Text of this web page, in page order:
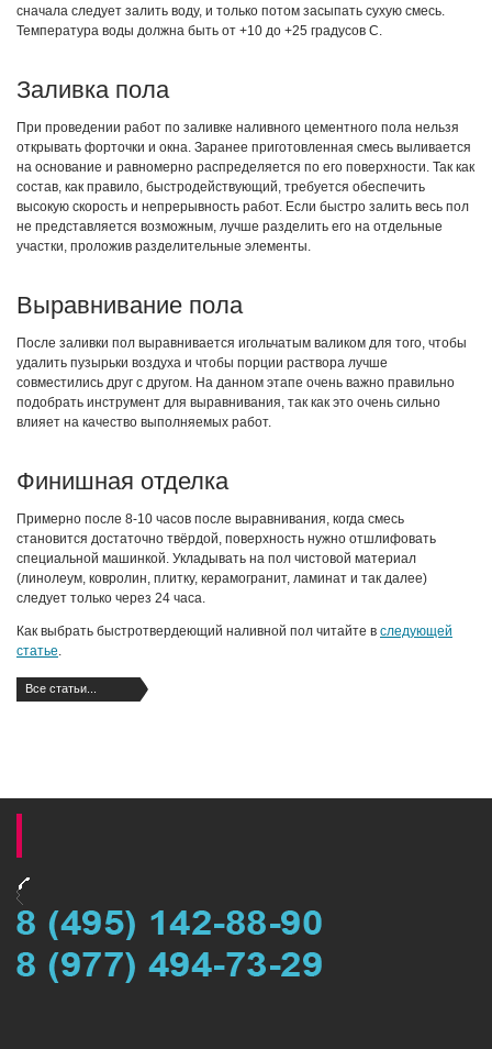
сначала следует залить воду, и только потом засыпать сухую смесь.
Температура воды должна быть от +10 до +25 градусов С.
Заливка пола
При проведении работ по заливке наливного цементного пола нельзя
открывать форточки и окна. Заранее приготовленная смесь выливается
на основание и равномерно распределяется по его поверхности. Так как
состав, как правило, быстродействующий, требуется обеспечить
высокую скорость и непрерывность работ. Если быстро залить весь пол
не представляется возможным, лучше разделить его на отдельные
участки, проложив разделительные элементы.
Выравнивание пола
После заливки пол выравнивается игольчатым валиком для того, чтобы
удалить пузырьки воздуха и чтобы порции раствора лучше
совместились друг с другом. На данном этапе очень важно правильно
подобрать инструмент для выравнивания, так как это очень сильно
влияет на качество выполняемых работ.
Финишная отделка
Примерно после 8-10 часов после выравнивания, когда смесь
становится достаточно твёрдой, поверхность нужно отшлифовать
специальной машинкой. Укладывать на пол чистовой материал
(линолеум, ковролин, плитку, керамогранит, ламинат и так далее)
следует только через 24 часа.
Как выбрать быстротвердеющий наливной пол читайте в следующей
статье.
Все статьи...